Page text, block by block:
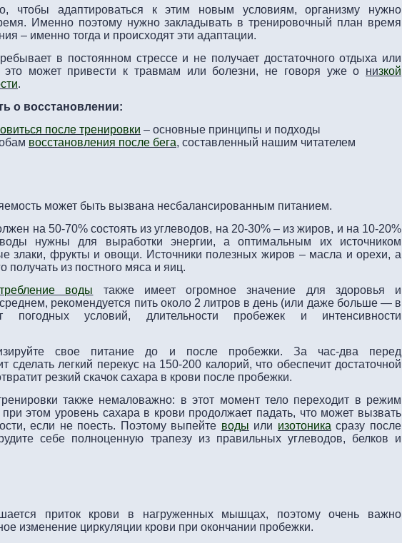
чтобы адаптироваться к этим новым условиям, организму нужно
Именно поэтому нужно закладывать в тренировочный план время
– именно тогда и происходят эти адаптации.
в постоянном стрессе и не получает достаточного отдыха или
это может привести к травмам или болезни, не говоря уже о низкой
.
о восстановлении:
после тренировки – основные принципы и подходы
восстановления после бега, составленный нашим читателем
может быть вызвана несбалансированным питанием.
на 50-70% состоять из углеводов, на 20-30% – из жиров, и на 10-20%
нужны для выработки энергии, а оптимальным их источником
злаки, фрукты и овощи. Источники полезных жиров – масла и орехи, а
получать из постного мяса и яиц.
требление воды также имеет огромное значение для здоровья и
рекомендуется пить около 2 литров в день (или даже больше — в
погодных условий, длительности пробежек и интенсивности
свое питание до и после пробежки. За час-два перед
сделать легкий перекус на 150-200 калорий, что обеспечит достаточной
резкий скачок сахара в крови после пробежки.
также немаловажно: в этот момент тело переходит в режим
при этом уровень сахара в крови продолжает падать, что может вызвать
если не поесть. Поэтому выпейте воды или изотоника сразу после
себе полноценную трапезу из правильных углеводов, белков и
приток крови в нагруженных мышцах, поэтому очень важно
изменение циркуляции крови при окончании пробежки.